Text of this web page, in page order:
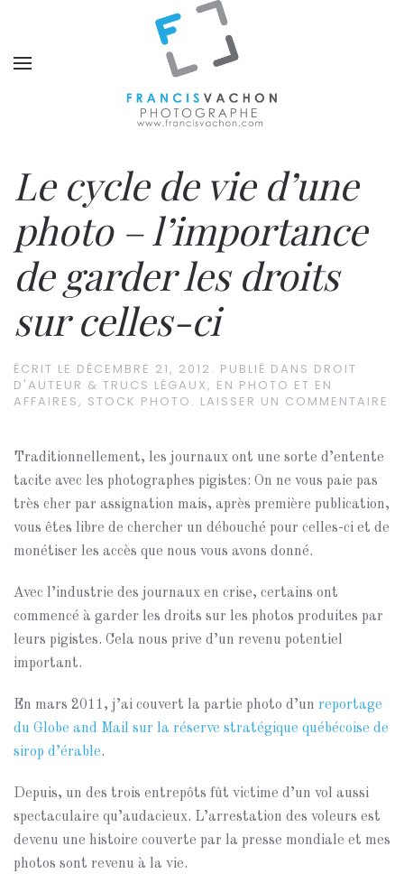
Le cycle de vie d’une
photo – l’importance
de garder les droits
sur celles-ci
ÉCRIT LE DÉCEMBRE 21, 2012 . PUBLIÉ DANS DROIT
D'AUTEUR & TRUCS LÉGAUX, EN PHOTO ET EN
AFFAIRES, STOCK PHOTO . LAISSER UN COMMENTAIRE
Traditionnellement, les journaux ont une sorte d’entente
tacite avec les photographes pigistes: On ne vous paie pas
très cher par assignation mais, après première publication,
vous êtes libre de chercher un débouché pour celles-ci et de
monétiser les accès que nous vous avons donné.
Avec l’industrie des journaux en crise, certains ont
commencé à garder les droits sur les photos produites par
leurs pigistes. Cela nous prive d’un revenu potentiel
important.
En mars 2011, j’ai couvert la partie photo d’un reportage
du Globe and Mail sur la réserve stratégique québécoise de
sirop d’érable.
Depuis, un des trois entrepôts fût victime d’un vol aussi
spectaculaire qu’audacieux. L’arrestation des voleurs est
devenu une histoire couverte par la presse mondiale et mes
photos sont revenu à la vie.